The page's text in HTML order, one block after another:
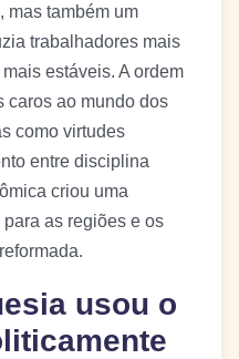
mas também um
trabalhadores mais
estáveis. A ordem
caros ao mundo dos
como virtudes
entre disciplina
criou uma
as regiões e os
usou o